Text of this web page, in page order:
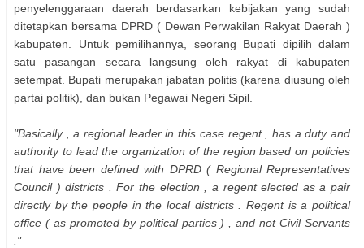
penyelenggaraan daerah berdasarkan kebijakan yang sudah
ditetapkan bersama DPRD ( Dewan Perwakilan Rakyat Daerah )
kabupaten. Untuk pemilihannya, seorang Bupati dipilih dalam
satu pasangan secara langsung oleh rakyat di kabupaten
setempat. Bupati merupakan jabatan politis (karena diusung oleh
partai politik), dan bukan Pegawai Negeri Sipil.
"Basically , a regional leader in this case regent , has a duty and
authority to lead the organization of the region based on policies
that have been defined with DPRD ( Regional Representatives
Council ) districts . For the election , a regent elected as a pair
directly by the people in the local districts . Regent is a political
office ( as promoted by political parties ) , and not Civil Servants
."